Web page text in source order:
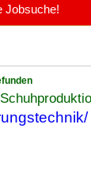
Jobsuche!